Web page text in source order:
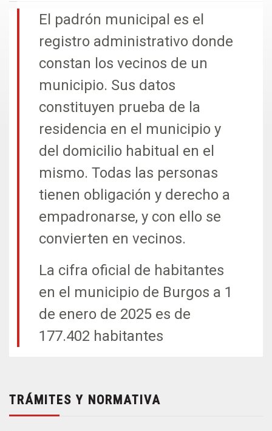
El padrón municipal es el
registro administrativo donde
constan los vecinos de un
municipio. Sus datos
constituyen prueba de la
residencia en el municipio y
del domicilio habitual en el
mismo. Todas las personas
tienen obligación y derecho a
empadronarse, y con ello se
convierten en vecinos.
La cifra oficial de habitantes
en el municipio de Burgos a 1
de enero de 2025 es de
177.402 habitantes
TRÁMITES Y NORMATIVA